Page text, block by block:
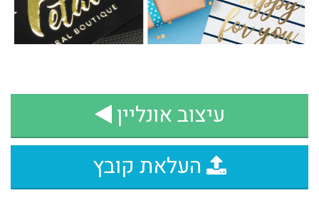
עיצוב אונליין
העלאת קובץ